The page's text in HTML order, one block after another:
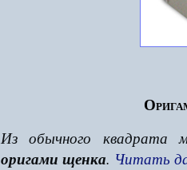
Из обычного квадрата
оригами щенка. Читать